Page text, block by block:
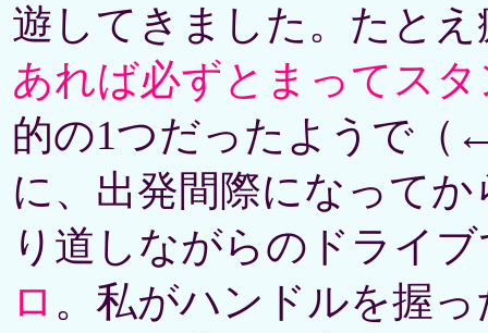
遊してきました。たと
あれば必ずとまってス
的の1つだったようで（
に、出発間際になって
り道しながらのドライ
ロ 。私がハンドルを握